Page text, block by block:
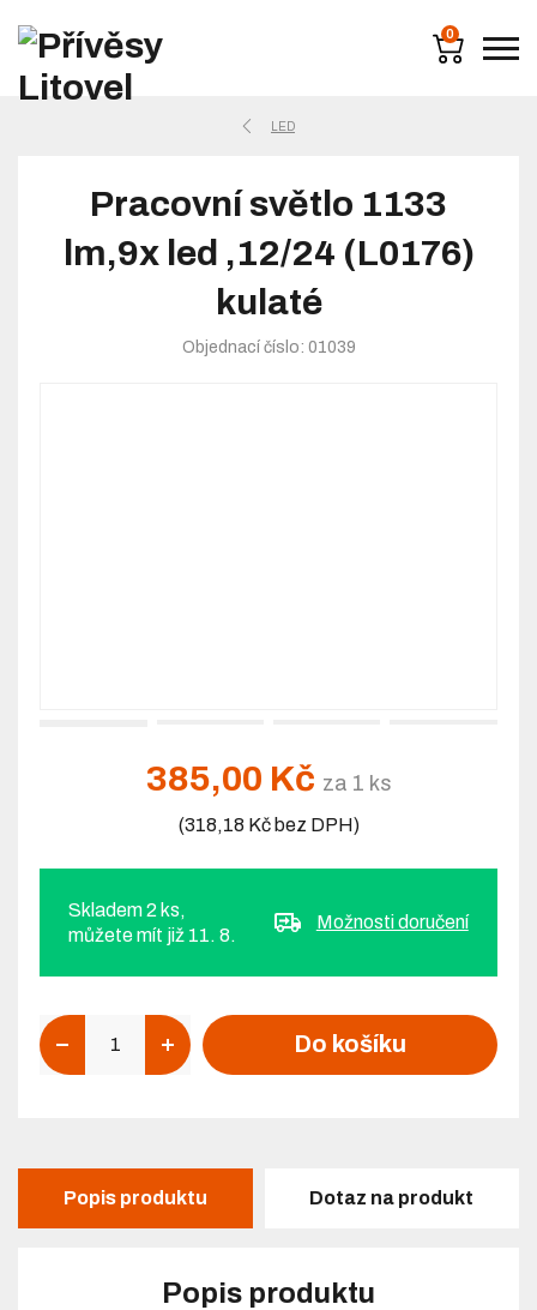
0
LED
Pracovní světlo 1133
lm,9x led ,12/24 (L0176)
kulaté
Objednací číslo: 01039
385,00 Kč za 1 ks
(318,18 Kč bez DPH)
Skladem 2 ks,
můžete mít již 11. 8.
Možnosti doručení
Do košíku
Popis produktu Dotaz na produkt
Popis produktu